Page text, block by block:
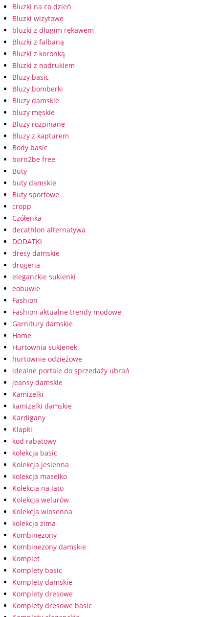
Bluzki na co dzień
Bluzki wizytowe
bluzki z długim rękawem
Bluzki z falbaną
Bluzki z koronką
Bluzki z nadrukiem
Bluzy basic
Bluzy bomberki
Bluzy damskie
bluzy męskie
Bluzy rozpinane
Bluzy z kapturem
Body basic
born2be free
Buty
buty damskie
Buty sportowe
cropp
Czółenka
decathlon alternatywa
DODATKI
dresy damskie
drogeria
eleganckie sukienki
eobuwie
Fashion
Fashion aktualne trendy modowe
Garnitury damskie
Home
Hurtownia sukienek
hurtownie odzieżowe
idealne portale do sprzedaży ubrań
jeansy damskie
Kamizelki
kamizelki damskie
Kardigany
Klapki
kod rabatowy
kolekcja basic
Kolekcja jesienna
kolekcja masełko
Kolekcja na lato
Kolekcja welurów
Kolekcja wiosenna
kolekcja zima
Kombinezony
Kombinezony damskie
Komplet
Komplety basic
Komplety damskie
Komplety dresowe
Komplety dresowe basic